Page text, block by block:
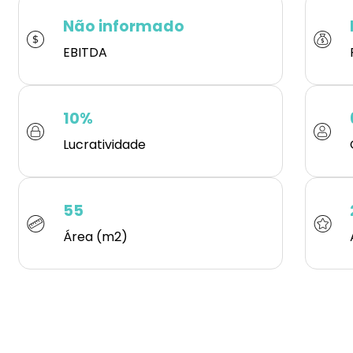
Não informado
EBITDA
10%
Lucratividade
55
Área (m2)